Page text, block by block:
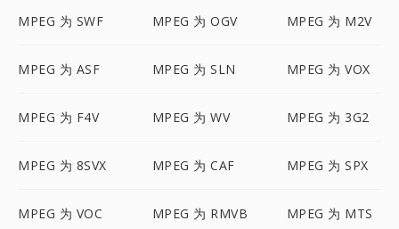
MPEG 为 SWF MPEG 为 OGV MPEG 为 M2V
MPEG 为 ASF MPEG 为 SLN MPEG 为 VOX
MPEG 为 F4V MPEG 为 WV MPEG 为 3G2
MPEG 为 8SVX MPEG 为 CAF MPEG 为 SPX
MPEG 为 VOC MPEG 为 RMVB MPEG 为 MTS